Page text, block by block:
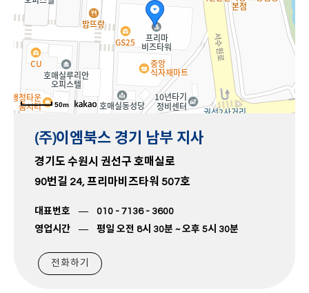
50m
(주)이엠북스 경기 남부 지사
경기도 수원시 권선구 호매실로
90번길 24,프리마비즈타워 507호
대표번호
― 010 - 7136 - 3600
영업시간 ― 평일 오전 8시 30분 ~ 오후 5시 30분
전화하기